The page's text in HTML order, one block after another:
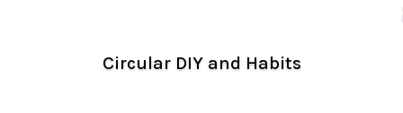
Circular DIY and Habits